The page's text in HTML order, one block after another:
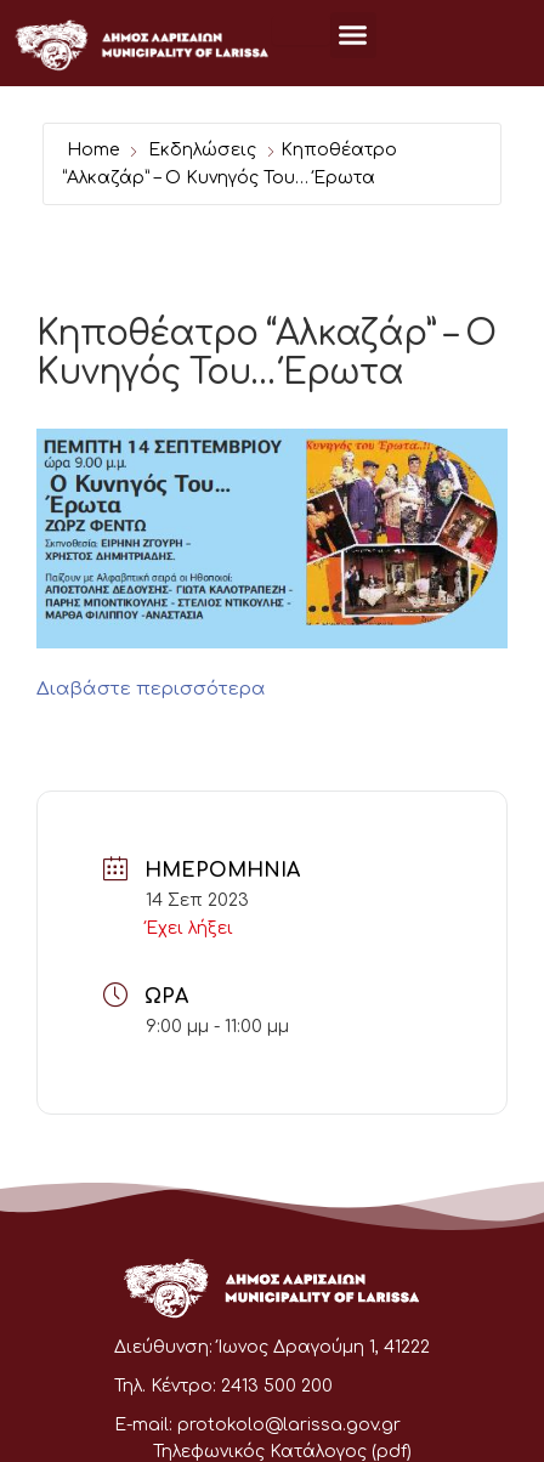
στο
περιεχόμενο
Home Εκδηλώσεις
Κηποθέατρο
“Αλκαζάρ” – Ο Κυνηγός Του… Έρωτα
Κηποθέατρο “Αλκαζάρ” – Ο
Κυνηγός Του… Έρωτα
Διαβάστε περισσότερα
ΗΜΕΡΟΜΗΝΊΑ
14 Σεπ 2023
Έχει λήξει
ΏΡΑ
9:00 μμ - 11:00 μμ
Διεύθυνση: Ίωνος Δραγούμη 1, 41222
Τηλ. Κέντρο: 2413 500 200
E-mail: protokolo@larissa.gov.gr
Τηλεφωνικός Κατάλογος (pdf)